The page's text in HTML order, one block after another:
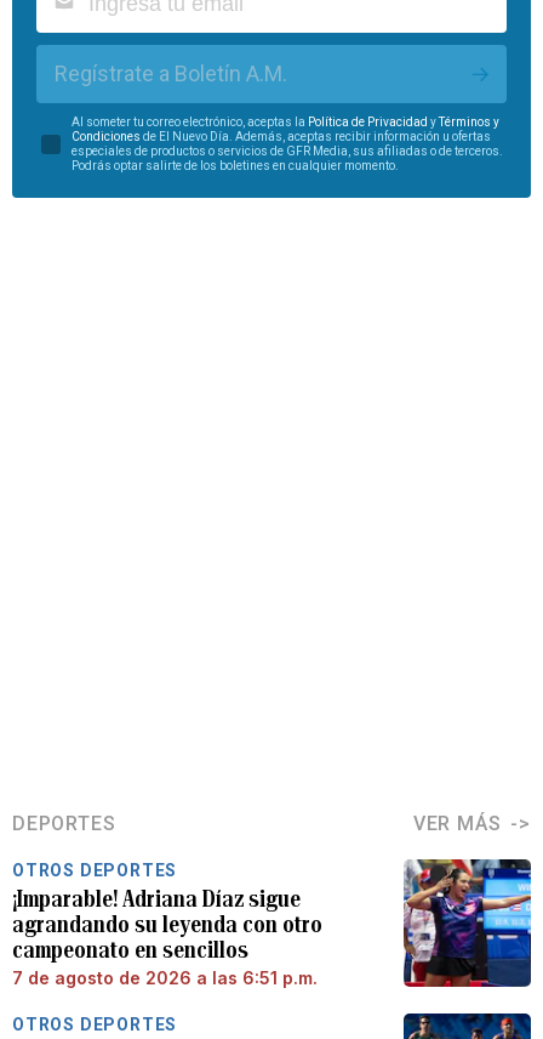
Regístrate a Boletín A.M.
Al someter tu correo electrónico, aceptas la Política de Privacidad yTérminos y
Condiciones de El Nuevo Día. Además, aceptas recibir información u ofertas
especiales de productos o servicios de GFR Media, sus afiliadas o de terceros.
Podrás optar salirte de los boletines en cualquier momento.
DEPORTES VER MÁS
OTROS DEPORTES
¡Imparable! Adriana Díaz sigue
agrandando su leyenda con otro
campeonato en sencillos
7 de agosto de 2026 a las 6:51 p.m.
OTROS DEPORTES